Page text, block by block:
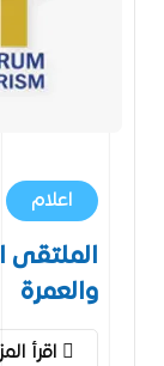
اعلام
الملتقى
والعمرة
اقرأ